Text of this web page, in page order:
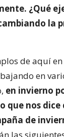
¿Qué
la
de aquí
en
en invierno
que nos dice
de
las